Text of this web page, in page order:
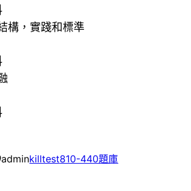
構，實踐和標準
adminkilltest810-440題庫